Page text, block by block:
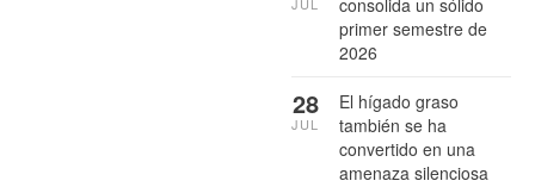
consolida un sólido
primer semestre de
2026
JUL
El hígado graso
también se ha
convertido en una
amenaza silenciosa
28
JUL